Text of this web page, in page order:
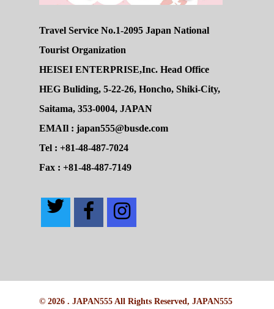
Travel Service No.1-2095 Japan National
Tourist Organization
HEISEI ENTERPRISE,Inc. Head Office
HEG Buliding, 5-22-26, Honcho, Shiki-City,
Saitama, 353-0004, JAPAN
EMAIl : japan555@busde.com
Tel : +81-48-487-7024
Fax : +81-48-487-7149
© 2026 . JAPAN555 All Rights Reserved, JAPAN555